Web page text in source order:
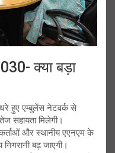
क्या बड़ा
हुए एम्बुलेंस नेटवर्क से
सहायता मिलेगी।
और स्थानीय एएनएम के
बढ़ जाएगी।